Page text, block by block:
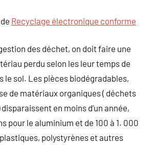
Recyclage électronique conforme
des déchet, on doit faire une
perdu selon les leur temps de
le sol. Les pièces biodégradables,
de matériaux organiques ( déchets
en moins d’un année,
pour le aluminium et de 100 à 1. 000
polystyrènes et autres